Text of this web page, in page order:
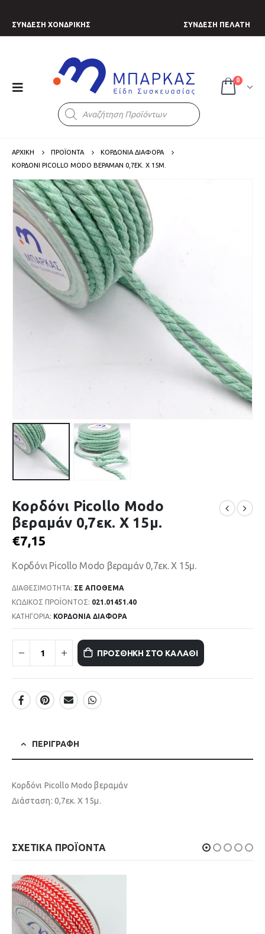
ΣΥΝΔΕΣΗ ΧΟΝΔΡΙΚΗΣ ΣΥΝΔΕΣΗ ΠΕΛΑΤΗ
Products
search
0
ΑΡΧΙΚΗ ΠΡΟΪΟΝΤΑ
ΚΟΡΔΟΝΙΑ ΔΙΑΦΟΡΑ
ΚΟΡΔΌΝΙ PICOLLO MODO ΒΕΡΑΜΆΝ 0,7ΕΚ. Χ 15Μ.
Κορδόνι Picollo Modo
βεραμάν 0,7εκ. Χ 15μ.
€7,15
Κορδόνι Picollo Modo βεραμάν 0,7εκ. Χ 15μ.
ΔΙΑΘΕΣΙΜΌΤΗΤΑ: ΣΕ ΑΠΌΘΕΜΑ
ΚΩΔΙΚΌΣ ΠΡΟΪΌΝΤΟΣ: 021.01451.40
ΚΑΤΗΓΟΡΊΑ: ΚΟΡΔΟΝΙΑ ΔΙΑΦΟΡΑ
ΠΡΟΣΘΉΚΗ ΣΤΟ ΚΑΛΆΘΙ
ΠΕΡΙΓΡΑΦΉ
Κορδόνι Picollo Modo βεραμάν
Διάσταση: 0,7εκ. Χ 15μ.
ΣΧΕΤΙΚΆ ΠΡΟΪΌΝΤΑ